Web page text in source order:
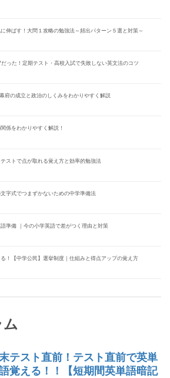
伸ばす！大問１攻略の勉強法～頻出パターン５選と対策～
った！定期テスト・高校入試で失敗しない英文法のコツ
府の成立と政治のしくみをわかりやすく解説
係をわかりやすく解説！
ストで点が取れる覚え方と効率的勉強法
字式でつまずかないための中学準備法
準備 ｜今の小学英語で差がつく理由と対策
！【中学公民】選挙制度｜仕組みと得点アップの覚え方
テスト直前！テスト直前で英単
覚える！！【短期間英単語暗記